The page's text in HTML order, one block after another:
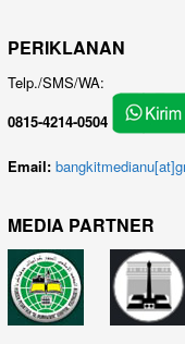
PERIKLANAN
Telp./SMS/WA:
0815-4214-0504
Email:
MEDIA PARTNER